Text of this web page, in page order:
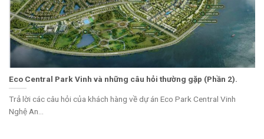
Eco Central Park Vinh và những câu hỏi thường gặp (Phần 2).
Trả lời các câu hỏi của khách hàng về dự án Eco Park Central Vinh
Nghệ An...